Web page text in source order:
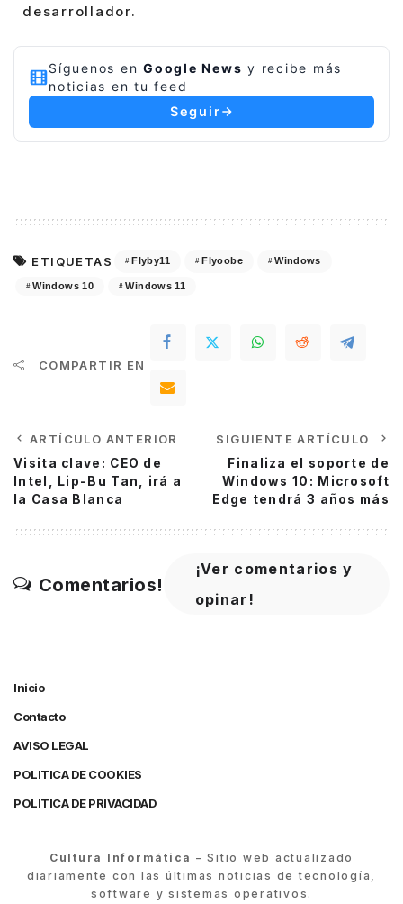
desarrollador.
Síguenos en Google News y recibe más
noticias en tu feed
Seguir
ETIQUETAS Flyby11 Flyoobe Windows
Windows 10 Windows 11
COMPARTIR EN
ARTÍCULO ANTERIOR
Visita clave: CEO de
Intel, Lip-Bu Tan, irá a
la Casa Blanca
SIGUIENTE ARTÍCULO
Finaliza el soporte de
Windows 10: Microsoft
Edge tendrá 3 años más
Comentarios!
¡Ver comentarios y
opinar!
Inicio
Contacto
AVISO LEGAL
POLITICA DE COOKIES
POLITICA DE PRIVACIDAD
Cultura Informática – Sitio web actualizado
diariamente con las últimas noticias de tecnología,
software y sistemas operativos.